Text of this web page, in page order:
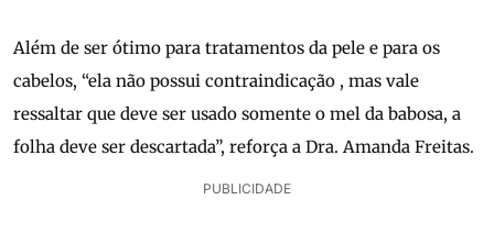
Além de ser ótimo para tratamentos da pele e para os
cabelos, “ela não possui contraindicação , mas vale
ressaltar que deve ser usado somente o mel da babosa, a
folha deve ser descartada”, reforça a Dra. Amanda Freitas.
PUBLICIDADE